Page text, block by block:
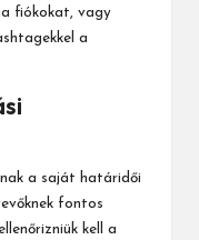
fiókokat, vagy
a
a saját határidői
fontos
kell a